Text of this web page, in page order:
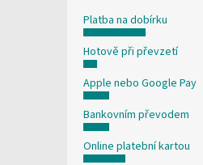
Platba na dobírku
Hotově při převzetí
Apple nebo Google Pay
Bankovním převodem
Online platební kartou